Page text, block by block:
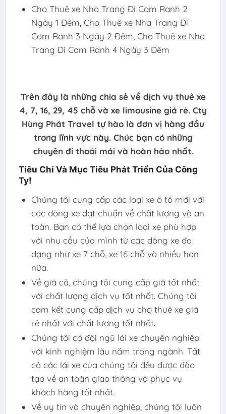
Cho Thuê xe Nha Trang Đi Cam Ranh 2
Ngày 1 Đêm, Cho Thuê xe Nha Trang Đi
Cam Ranh 3 Ngày 2 Đêm, Cho Thuê xe Nha
Trang Đi Cam Ranh 4 Ngày 3 Đêm
Trên đây là những chia sẻ về dịch vụ thuê xe
4, 7, 16, 29, 45 chỗ và xe limousine giá rẻ. Cty
Hùng Phát Travel tự hào là đơn vị hàng đầu
trong lĩnh vực này. Chúc bạn có những
chuyên đi thoải mái và hoàn hảo nhất.
Tiêu Chí Và Mục Tiêu Phát Triển Của Công
Ty!
Chúng tôi cung cấp các loại xe ô tô mới với
các dòng xe đạt chuẩn về chất lượng và an
toàn. Bạn có thể lựa chọn loại xe phù hợp
với nhu cầu của mình từ các dòng xe đa
dạng như xe 7 chỗ, xe 16 chỗ và nhiều hơn
nữa.
Về giá cả, chúng tôi cung cấp giá tốt nhất
với chất lượng dịch vụ tốt nhất. Chúng tôi
cam kết cung cấp dịch vụ cho thuê xe giá
rẻ nhất với chất lượng tốt nhất.
Chúng tôi có đội ngũ lái xe chuyên nghiệp
với kinh nghiệm lâu năm trong ngành. Tất
cả các lái xe của chúng tôi đều được đào
tạo về an toàn giao thông và phục vụ
khách hàng tốt nhất.
Về uy tín và chuyên nghiệp, chúng tôi luôn